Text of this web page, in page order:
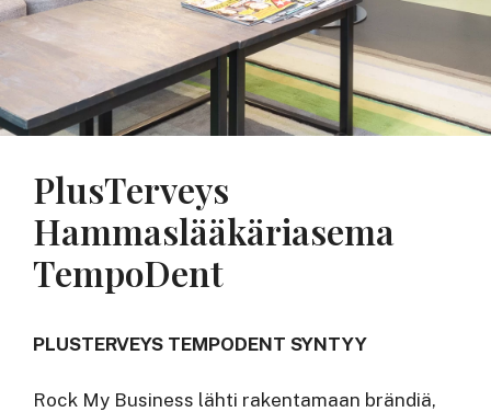
PlusTerveys
Hammaslääkäriasema
TempoDent
PLUSTERVEYS TEMPODENT SYNTYY
Rock My Business lähti rakentamaan brändiä,